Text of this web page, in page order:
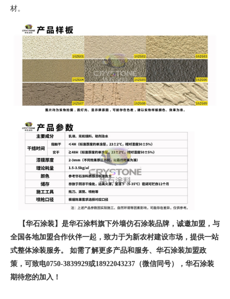
材。
【华石涂装】是华石涂料旗下外墙仿石涂装品牌，诚邀加盟，与
全国各地加盟合作伙伴一起，致力于为新农村建设市场，提供一站
式整体涂装服务。 如需了解更多产品和服务、华石涂装加盟政
策，可致电0750-3839929或18922043237（微信同号），华石涂装
期待您的加入！